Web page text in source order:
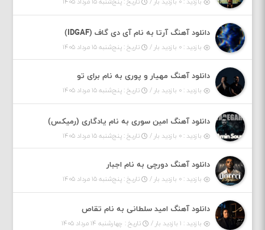
دانلود آهنگ آرتا به نام آی دی گاف (IDGAF)
بازدید : ۰ بازدید بار / تاریخ : پنج‌شنبه ۱۵ مرداد ۱۴۰۵
دانلود آهنگ مهیار و پوری به نام برای تو
بازدید : ۰ بازدید بار / تاریخ : پنج‌شنبه ۱۵ مرداد ۱۴۰۵
دانلود آهنگ امین سوری به نام یادگاری (رمیکس)
بازدید : ۰ بازدید بار / تاریخ : پنج‌شنبه ۱۵ مرداد ۱۴۰۵
دانلود آهنگ دورچی به نام اجبار
بازدید : ۰ بازدید بار / تاریخ : پنج‌شنبه ۱۵ مرداد ۱۴۰۵
دانلود آهنگ امید سلطانی به نام تقاص
بازدید : ۱ بازدید بار / تاریخ : چهارشنبه ۱۴ مرداد ۱۴۰۵